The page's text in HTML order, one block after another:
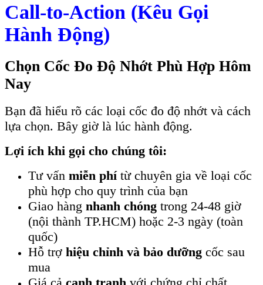
Call-to-Action (Kêu Gọi
Hành Động)
Chọn Cốc Đo Độ Nhớt Phù Hợp Hôm
Nay
Bạn đã hiểu rõ các loại cốc đo độ nhớt và cách
lựa chọn. Bây giờ là lúc hành động.
Lợi ích khi gọi cho chúng tôi:
Tư vấn miễn phítừ chuyên gia về loại cốc
phù hợp cho quy trình của bạn
Giao hàng nhanh chóng trong 24-48 giờ
(nội thành TP.HCM) hoặc 2-3 ngày (toàn
quốc)
Hỗ trợ hiệu chỉnh và bảo dưỡng cốc sau
mua